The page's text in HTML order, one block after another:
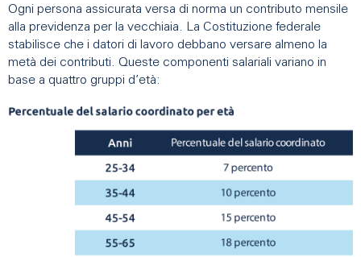
Ogni persona assicurata versa di norma un contributo mensile
alla previdenza per la vecchiaia. La Costituzione federale
stabilisce che i datori di lavoro debbano versare almeno la
metà dei contributi. Queste componenti salariali variano in
base a quattro gruppi d’età: